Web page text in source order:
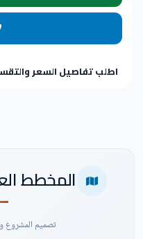
اطلب تفاصيل السعر
المخطط
تصميم المشروع